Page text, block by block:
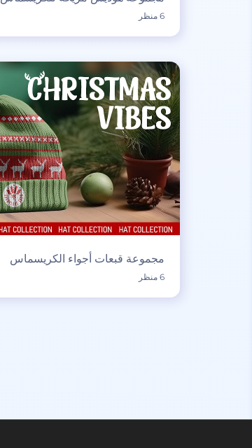
6 منظر
مجموعة قبعات أجواء الكريسماس
6 منظر